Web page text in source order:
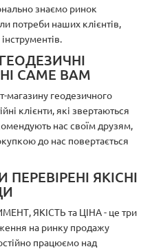
знаємо ринок
потреби наших клієнтів,
САМЕ ВАМ
магазину геодезичного
клієнти, які звертаються
нас своїм друзям,
до нас повертається
ЯКІСНІ
ЯКІСТЬ та ЦІНА - це три
на ринку продажу
працюємо над